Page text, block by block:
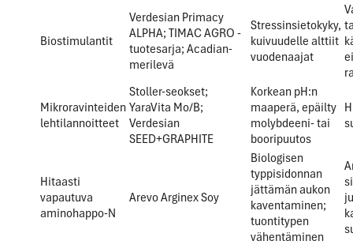
Biostimulantit
Verdesian Primacy
ALPHA; TIMAC AGRO -
tuotesarja; Acadian-
merilevä
Stressinsietokyky,
kuivuudelle alttiit
vuodenaajat
Mikroravinteiden
lehtilannoitteet
Stoller-seokset;
YaraVita Mo/B;
Verdesian
SEED+GRAPHITE
Korkean pH:n
maaperä, epäilty
molybdeeni- tai
booripuutos
Hitaasti
vapautuva
aminohappo-N
Arevo Arginex Soy
Biologisen
typpisidonnan
jättämän aukon
kaventaminen;
tuontitypen
vähentäminen